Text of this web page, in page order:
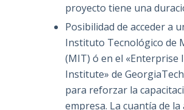
proyecto tiene una
Posibilidad de acceder a
Instituto Tecnológico de
(MIT) ó en el «Enterprise
Institute» de
para reforzar la
empresa. La cuantía de